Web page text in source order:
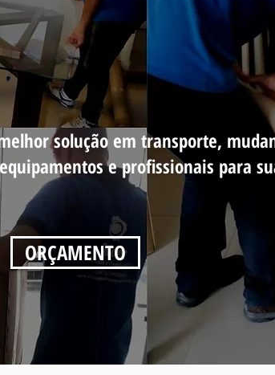
em boas
solução em transporte,
e profissionais para
ORÇAMENTO